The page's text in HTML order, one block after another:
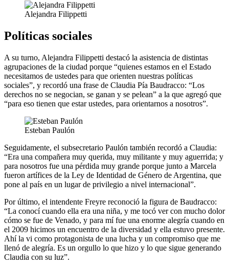
Alejandra Filippetti
Políticas sociales
A su turno, Alejandra Filippetti destacó la asistencia de distintas
agrupaciones de la ciudad porque “quienes estamos en el Estado
necesitamos de ustedes para que orienten nuestras políticas
sociales”, y recordó una frase de Claudia Pía Baudracco: “Los
derechos no se negocian, se ganan y se pelean” a la que agregó que
“para eso tienen que estar ustedes, para orientarnos a nosotros”.
Esteban Paulón
Seguidamente, el subsecretario Paulón también recordó a Claudia:
“Era una compañera muy querida, muy militante y muy aguerrida; y
para nosotros fue una pérdida muy grande porque junto a Marcela
fueron artífices de la Ley de Identidad de Género de Argentina, que
pone al país en un lugar de privilegio a nivel internacional”.
Por último, el intendente Freyre reconoció la figura de Baudracco:
“La conocí cuando ella era una niña, y me tocó ver con mucho dolor
cómo se fue de Venado, y para mí fue una enorme alegría cuando en
el 2009 hicimos un encuentro de la diversidad y ella estuvo presente.
Ahí la vi como protagonista de una lucha y un compromiso que me
llenó de alegría. Es un orgullo lo que hizo y lo que sigue generando
Claudia con su luz”.